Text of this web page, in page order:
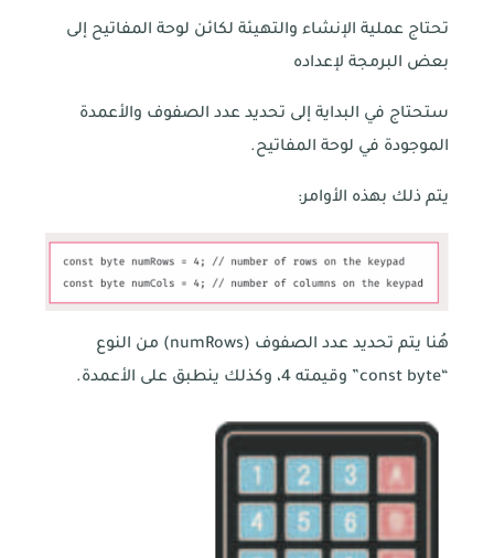
تحتاج عملية الإنشاء والتهيئة لكائن لوحة المفاتيح إلى
بعض البرمجة لإعداده
ستحتاج في البداية إلى تحديد عدد الصفوف والأعمدة
الموجودة في لوحة المفاتيح.
يتم ذلك بهذه الأوامر:
هُنا يتم تحديد عدد الصفوف (numRows) من النوع
“const byte” وقيمته 4، وكذلك ينطبق على الأعمدة.